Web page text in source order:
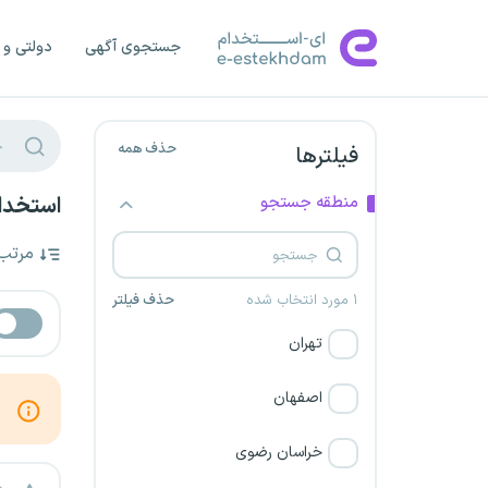
جستجوی آگهی دولتی
فیلترها حذف همه
منطقه جستجو
۱ مورد انتخاب شده حذف فیلتر
تهران
اصفهان
خراسان رضوی